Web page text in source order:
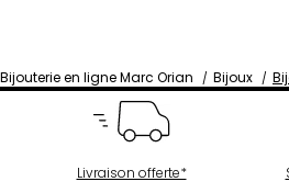
Bijouterie en ligne Marc Orian Bijoux
Livraison offerte*